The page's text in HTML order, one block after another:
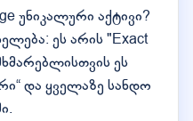
უნიკალური აქტივი?
ეს არის "Exact
ეს
და ყველაზე სანდო